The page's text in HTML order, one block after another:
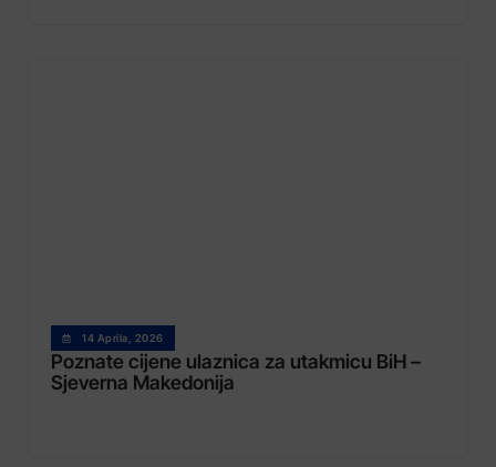
14 Aprila, 2026
Poznate cijene ulaznica za utakmicu BiH –
Sjeverna Makedonija